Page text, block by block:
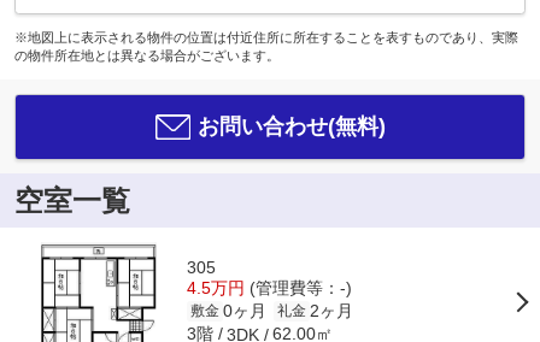
※地図上に表示される物件の位置は付近住所に所在することを表すものであり、実際
の物件所在地とは異なる場合がございます。
お問い合わせ(無料)
空室一覧
305
4.5万円 (管理費等：-)
敷金 0ヶ月 礼金 2ヶ月
3階 3DK 62.00㎡